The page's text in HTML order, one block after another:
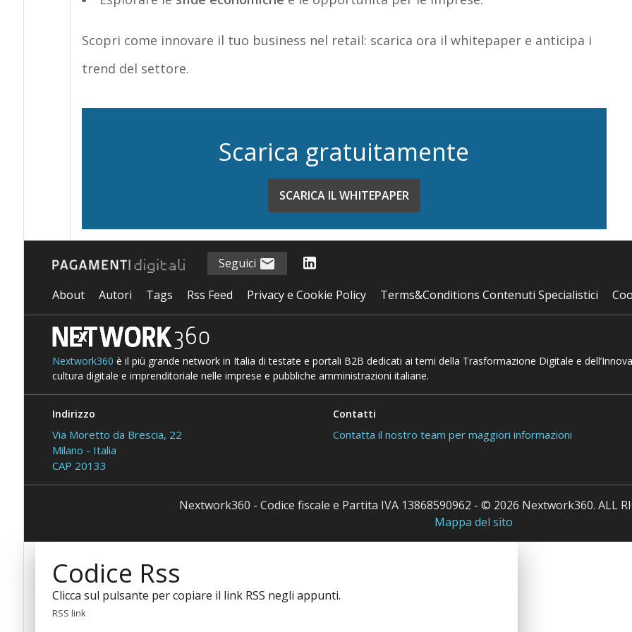
Scopri come innovare il tuo business nel retail: scarica ora il whitepapere anticipa i
trend del settore.
Scarica gratuitamente
SCARICA IL WHITEPAPER
Seguici
About Autori Tags Rss Feed Privacy e Cookie Policy Terms&Conditions Contenuti Specialistici
Nextwork360 è il più grande network in Italia di testate e portali B2B dedicati ai temi della Trasformazione Digitale e
cultura digitale e imprenditoriale nelle imprese e pubbliche amministrazioni italiane.
Indirizzo
Via Moretto da Brescia, 22
Milano - Italia
CAP 20133
Contatti
Contatta il nostro team per maggiori informazioni
Nextwork360 - Codice fiscale e Partita IVA 13868590962 - © 2026 Nextwork360. ALL
Mappa del sito
Codice Rss
Clicca sul pulsante per copiare il link RSS negli appunti.
RSS link